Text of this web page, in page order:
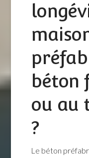
béton
ou au
?
Le béton